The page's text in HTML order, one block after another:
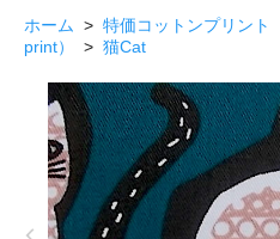
ホーム > 特価コットンプリン
print）
> 猫Cat